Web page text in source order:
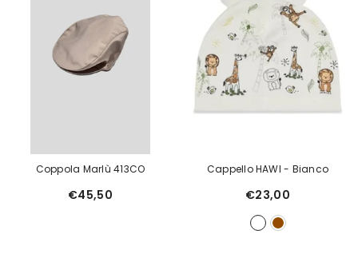
Coppola Marlù 413CO
€45,50
Cappello HAWI- Bianco
€23,00